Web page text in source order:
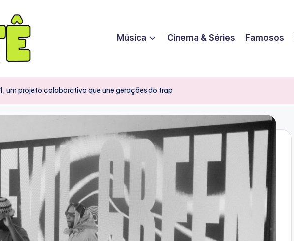
Música Cinema & Séries Famosos
um projeto colaborativo que une gerações do trap